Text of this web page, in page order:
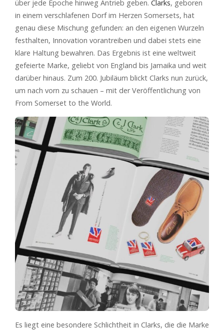
über jede Epoche hinweg Antrieb geben. Clarks, geboren
in einem verschlafenen Dorf im Herzen Somersets, hat
genau diese Mischung gefunden: an den eigenen Wurzeln
festhalten, Innovation vorantreiben und dabei stets eine
klare Haltung bewahren. Das Ergebnis ist eine weltweit
gefeierte Marke, geliebt von England bis Jamaika und weit
darüber hinaus. Zum 200. Jubiläum blickt Clarks nun zurück,
um nach vorn zu schauen – mit der Veröffentlichung von
From Somerset to the World.
Es liegt eine besondere Schlichtheit in Clarks, die die Marke